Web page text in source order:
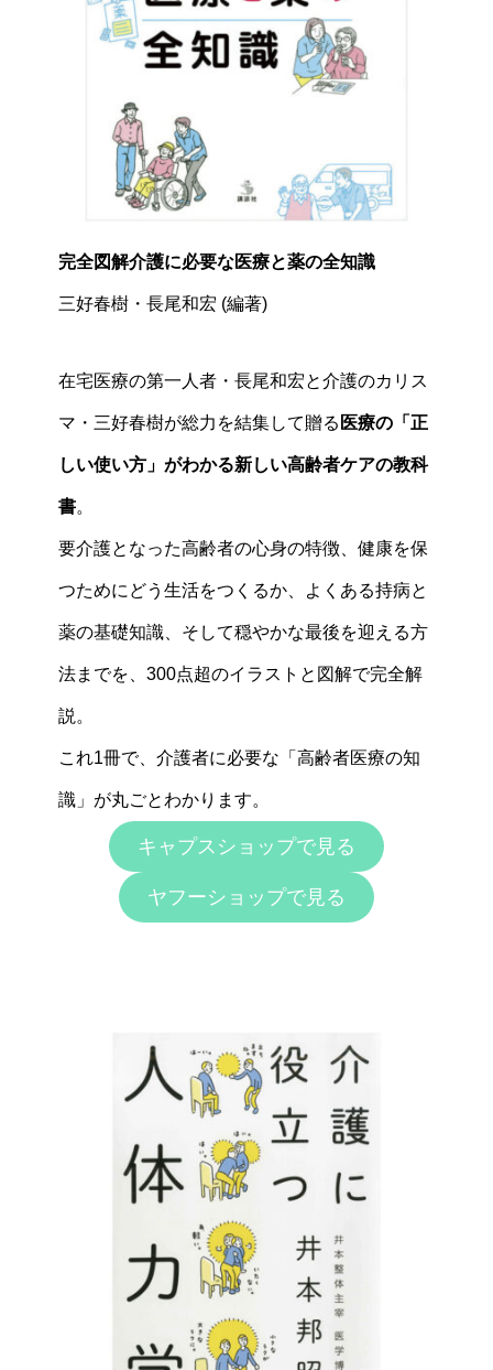
完全図解介護に必要な医療と薬の全知識
三好春樹・長尾和宏 (編著)
在宅医療の第一人者・長尾和宏と介護のカリス
マ・三好春樹が総力を結集して贈る 医療の「正
しい使い方」がわかる新しい高齢者ケアの教科
書。
要介護となった高齢者の心身の特徴、健康を保
つためにどう生活をつくるか、よくある持病と
薬の基礎知識、そして穏やかな最後を迎える方
法までを、300点超のイラストと図解で完全解
説。
これ1冊で、介護者に必要な「高齢者医療の知
識」が丸ごとわかります。
キャプスショップで見る
ヤフーショップで見る